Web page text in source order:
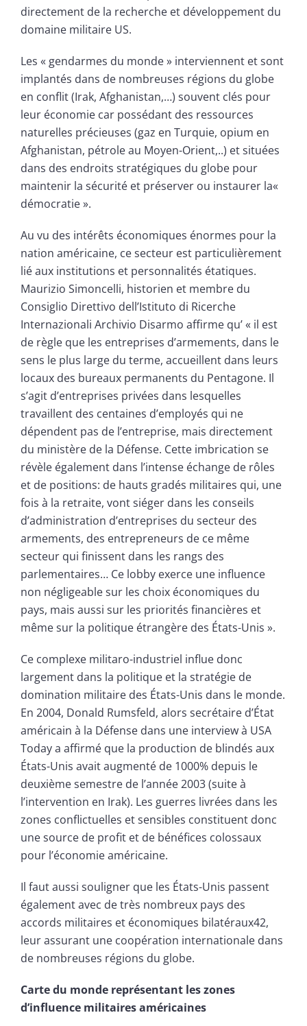
directement de la recherche et développement du
domaine militaire US.
Les « gendarmes du monde » interviennent et sont
implantés dans de nombreuses régions du globe
en conflit (Irak, Afghanistan,…) souvent clés pour
leur économie car possédant des ressources
naturelles précieuses (gaz en Turquie, opium en
Afghanistan, pétrole au Moyen-Orient,..) et situées
dans des endroits stratégiques du globe pour
maintenir la sécurité et préserver ou instaurer la«
démocratie ».
Au vu des intérêts économiques énormes pour la
nation américaine, ce secteur est particulièrement
lié aux institutions et personnalités étatiques.
Maurizio Simoncelli, historien et membre du
Consiglio Direttivo dell’Istituto di Ricerche
Internazionali Archivio Disarmo affirme qu’ « il est
de règle que les entreprises d’armements, dans le
sens le plus large du terme, accueillent dans leurs
locaux des bureaux permanents du Pentagone. Il
s’agit d’entreprises privées dans lesquelles
travaillent des centaines d’employés qui ne
dépendent pas de l’entreprise, mais directement
du ministère de la Défense. Cette imbrication se
révèle également dans l’intense échange de rôles
et de positions: de hauts gradés militaires qui, une
fois à la retraite, vont siéger dans les conseils
d’administration d’entreprises du secteur des
armements, des entrepreneurs de ce même
secteur qui finissent dans les rangs des
parlementaires… Ce lobby exerce une influence
non négligeable sur les choix économiques du
pays, mais aussi sur les priorités financières et
même sur la politique étrangère des États-Unis ».
Ce complexe militaro-industriel influe donc
largement dans la politique et la stratégie de
domination militaire des États-Unis dans le monde.
En 2004, Donald Rumsfeld, alors secrétaire d’État
américain à la Défense dans une interview à USA
Today a affirmé que la production de blindés aux
États-Unis avait augmenté de 1000% depuis le
deuxième semestre de l’année 2003 (suite à
l’intervention en Irak). Les guerres livrées dans les
zones conflictuelles et sensibles constituent donc
une source de profit et de bénéfices colossaux
pour l’économie américaine.
Il faut aussi souligner que les États-Unis passent
également avec de très nombreux pays des
accords militaires et économiques bilatéraux42,
leur assurant une coopération internationale dans
de nombreuses régions du globe.
Carte du monde représentant les zones
d’influence militaires américaines